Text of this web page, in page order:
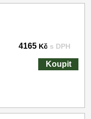
4165 Kč s DPH
Koupit